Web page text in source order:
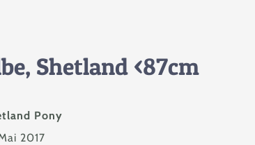
Shetland <87cm
Pony
2017